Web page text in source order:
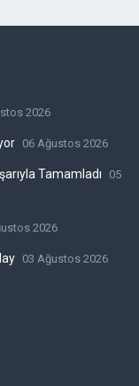
2026
06 Ağustos 2026
Tamamladı
05
2026
03 Ağustos 2026